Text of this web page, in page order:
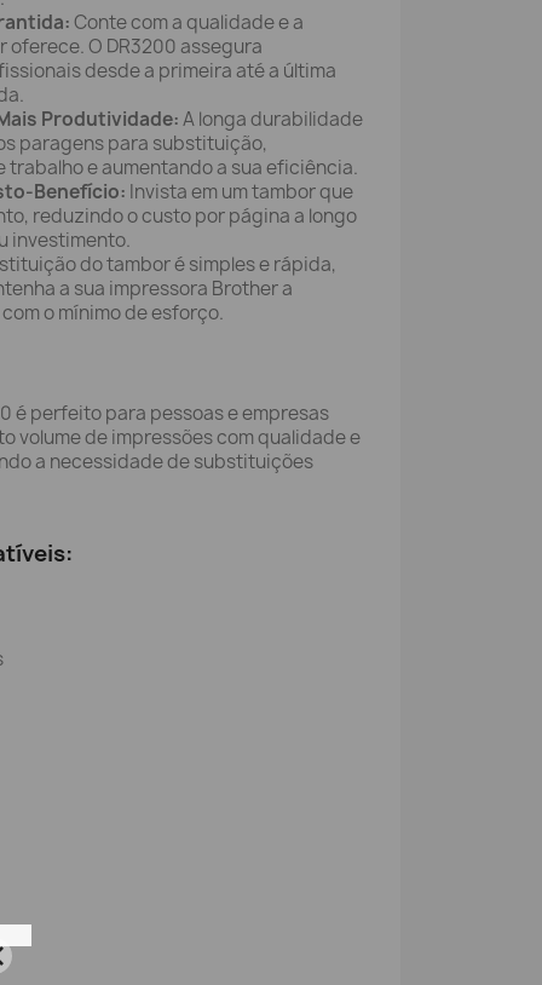
Conte com a qualidade e a
oferece. O DR3200 assegura
desde a primeira até a última
Produtividade:A longa durabilidade
paragens para substituição,
trabalho e aumentando a sua eficiência.
Benefício: Invista em um tambor que
reduzindo o custo por página a longo
investimento.
do tambor é simples e rápida,
a sua impressora Brother a
o mínimo de esforço.
é perfeito para pessoas e empresas
volume de impressões com qualidade e
a necessidade de substituições